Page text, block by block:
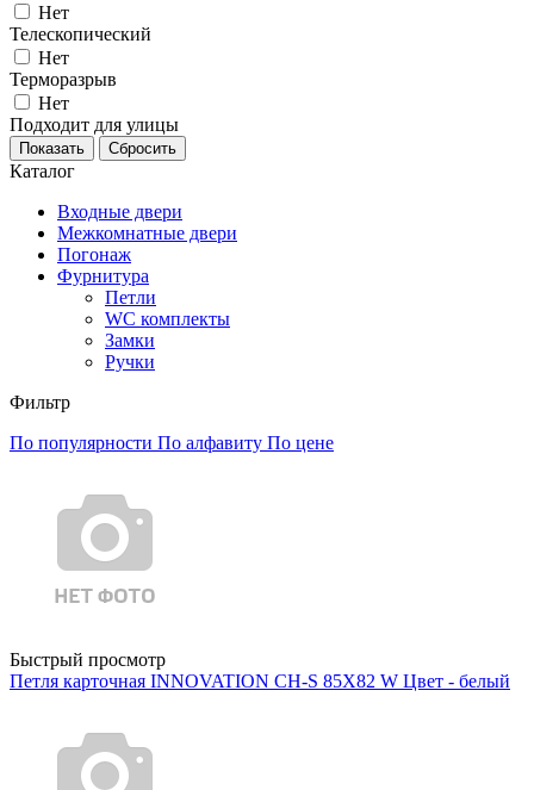
Нет
Телескопический
Нет
Терморазрыв
Нет
Подходит для улицы
Каталог
Входные двери
Межкомнатные двери
Погонаж
Фурнитура
Петли
WC комплекты
Замки
Ручки
Фильтр
По популярности По алфавиту По цене
Быстрый просмотр
Петля карточная INNOVATION CH-S 85X82 W Цвет - белый